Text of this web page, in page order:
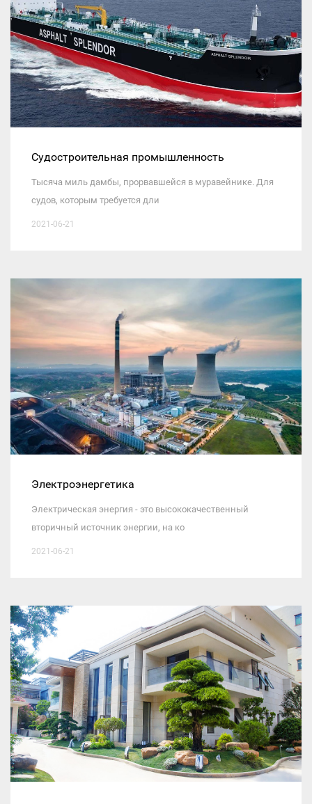
Судостроительная промышленность
Тысяча миль дамбы, прорвавшейся в муравейнике. Для
судов, которым требуется дли
2021-06-21
Электроэнергетика
Электрическая энергия - это высококачественный
вторичный источник энергии, на ко
2021-06-21